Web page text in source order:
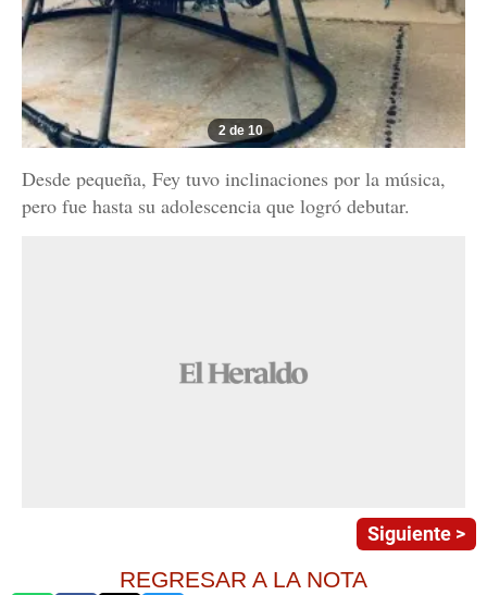
2 de 10
Desde pequeña, Fey tuvo inclinaciones por la música,
pero fue hasta su adolescencia que logró debutar.
Siguiente >
REGRESAR A LA NOTA